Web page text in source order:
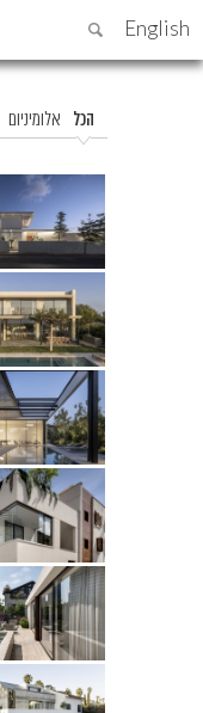
English
הכל אלומיניום